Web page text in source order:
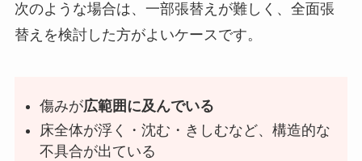
次のような場合は、一部張替えが難しく、全面張
替えを検討した方がよいケースです。
傷みが広範囲に及んでいる
床全体が浮く・沈む・きしむなど、構造的な
不具合が出ている